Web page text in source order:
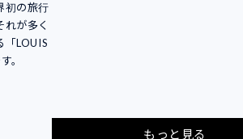
初の旅行
が多く
「LOUIS
。
もっと見る